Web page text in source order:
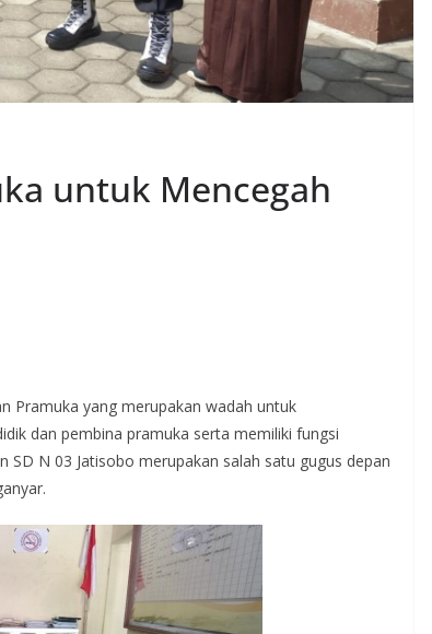
untuk Mencegah
Pramuka yang merupakan wadah untuk
dan pembina pramuka serta memiliki fungsi
SD N 03 Jatisobo merupakan salah satu gugus depan